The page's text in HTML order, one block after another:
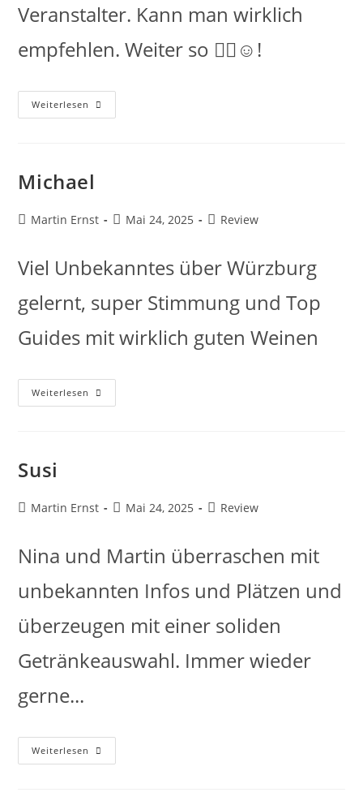
Veranstalter. Kann man wirklich
empfehlen. Weiter so 👍🏼☺️!
Weiterlesen
Michael
Martin Ernst Mai 24, 2025 Review
Viel Unbekanntes über Würzburg
gelernt, super Stimmung und Top
Guides mit wirklich guten Weinen
Weiterlesen
Susi
Martin Ernst Mai 24, 2025 Review
Nina und Martin überraschen mit
unbekannten Infos und Plätzen und
überzeugen mit einer soliden
Getränkeauswahl. Immer wieder
gerne...
Weiterlesen